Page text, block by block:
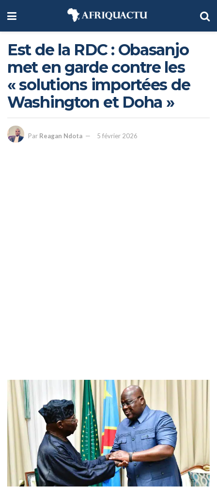
Est de la RDC : Obasanjo
met en garde contre les
« solutions importées de
Washington et Doha »
Par Reagan Ndota 5 février 2026